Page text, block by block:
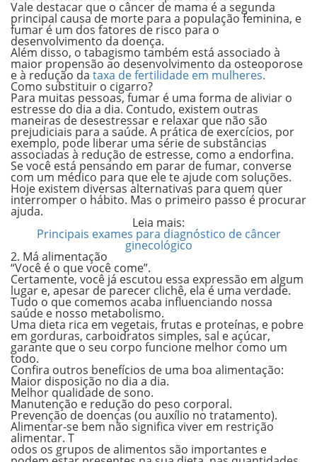
Vale destacar que o câncer de mama é a segunda
principal causa de morte para a população feminina, e
fumar é um dos fatores de risco para o
desenvolvimento da doença.
Além disso, o tabagismo também está associado à
maior propensão ao desenvolvimento da osteoporose
e à redução da taxa de fertilidade em mulheres.
Como substituir o cigarro?
Para muitas pessoas, fumar é uma forma de aliviar o
estresse do dia a dia. Contudo, existem outras
maneiras de desestressar e relaxar que não são
prejudiciais para a saúde. A prática de exercícios, por
exemplo, pode liberar uma série de substâncias
associadas à redução de estresse, como a endorfina.
Se você está pensando em parar de fumar, converse
com um médico para que ele te ajude com soluções.
Hoje existem diversas alternativas para quem quer
interromper o hábito. Mas o primeiro passo é procurar
ajuda.
Leia mais:
Principais exames para diagnóstico de câncer
ginecológico
2. Má alimentação
“Você é o que você come”.
Certamente, você já escutou essa expressão em algum
lugar e, apesar de parecer clichê, ela é uma verdade.
Tudo o que comemos acaba influenciando nossa
saúde e nosso metabolismo.
Uma dieta rica em vegetais, frutas e proteínas, e pobre
em gorduras, carboidratos simples, sal e açúcar,
garante que o seu corpo funcione melhor como um
todo.
Confira outros benefícios de uma boa alimentação:
Maior disposição no dia a dia.
Melhor qualidade de sono.
Manutenção e redução do peso corporal.
Prevenção de doenças (ou auxílio no tratamento).
Alimentar-se bem não significa viver em restrição
alimentar. T
odos os grupos de alimentos são importantes e